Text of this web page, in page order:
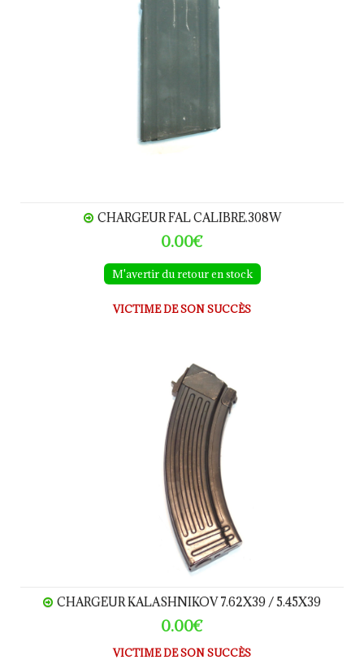
CHARGEUR FAL CALIBRE.308W
0.00€
M'avertir du retour en stock
VICTIME DE SON SUCCÈS
Chargeur Kalashnikov 7.62x39 / 5.45x39
CHARGEUR KALASHNIKOV 7.62X39 / 5.45X39
0.00€
VICTIME DE SON SUCCÈS